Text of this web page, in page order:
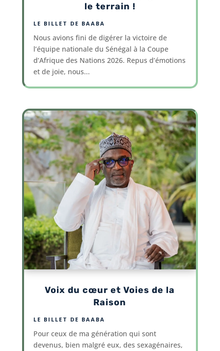
le terrain !
LE BILLET DE BAABA
Nous avions fini de digérer la victoire de
l’équipe nationale du Sénégal à la Coupe
d’Afrique des Nations 2026. Repus d’émotions
et de joie, nous...
Voix du cœur et Voies de la
Raison
LE BILLET DE BAABA
Pour ceux de ma génération qui sont
devenus, bien malgré eux, des sexagénaires,